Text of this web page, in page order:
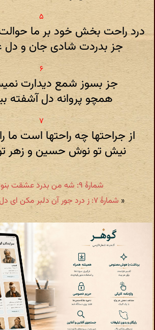
درد راحت بخش خود بر ما
جز بدردت شادی جان و دل
جز بسوز شمع دیدارت
همچو پروانه دل آشفته
از جراحتها چه راحتها است
نیش تو نوش حسین و زهر
شمارهٔ ۹: شه من بدرد عشقت بنواز جان ما را
« شمارهٔ ۷: ز درد جور آن دلبر مکن ای دل شکایت‌ها